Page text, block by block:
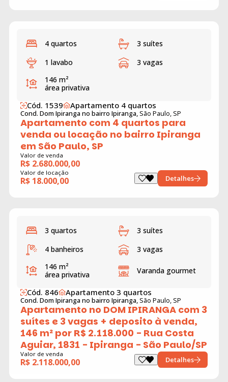
4 quartos
3 suítes
1 lavabo
3 vagas
146 m²
área privativa
Cód. 1539 Apartamento 4 quartos
Cond. Dom Ipiranga no bairro Ipiranga, São Paulo, SP
Apartamento com 4 quartos para
venda ou locação no bairro Ipiranga
em São Paulo, SP
Valor de venda
R$ 2.680.000,00
Valor de locação
R$ 18.000,00 Detalhes
3 quartos
3 suítes
4 banheiros
3 vagas
146 m²
área privativa
Varanda gourmet
Cód. 846 Apartamento 3 quartos
Cond. Dom Ipiranga no bairro Ipiranga, São Paulo, SP
Apartamento no DOM IPIRANGA com 3
suítes e 3 vagas + deposito à venda,
146 m² por R$ 2.118.000 - Rua Costa
Aguiar, 1831 - Ipiranga - São Paulo/SP
Valor de venda
R$ 2.118.000,00 Detalhes